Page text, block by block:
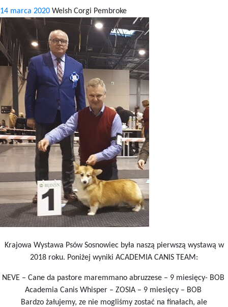
14 marca 2020 Welsh Corgi Pembroke
Krajowa Wystawa Psów Sosnowiec była naszą pierwszą wystawą w
2018 roku. Poniżej wyniki ACADEMIA CANIS TEAM:
NEVE – Cane da pastore maremmano abruzzese – 9 miesięcy- BOB
Academia Canis Whisper – ZOSIA – 9 miesięcy – BOB
Bardzo żałujemy, ze nie mogliśmy zostać na finałach, ale